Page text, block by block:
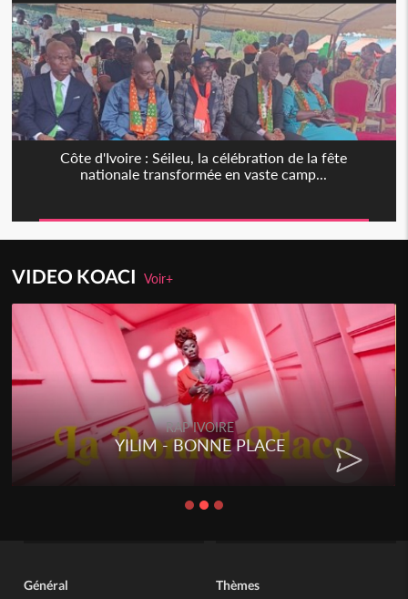
Côte d'Ivoire : Séileu, la célébration de la fête
nationale transformée en vaste camp...
VIDEO KOACIVoir+
RAP IVOIRE
YILIM - BONNE PLACE
Général Thèmes